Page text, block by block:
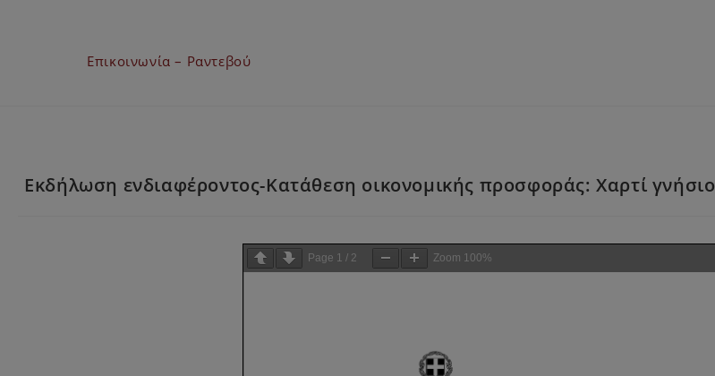
Επικοινωνία – Ραντεβού
Εκδήλωση ενδιαφέροντος-Κατάθεση οικονομικής προσφοράς: Χαρτί
Page 1 / 2 Zoom 100%